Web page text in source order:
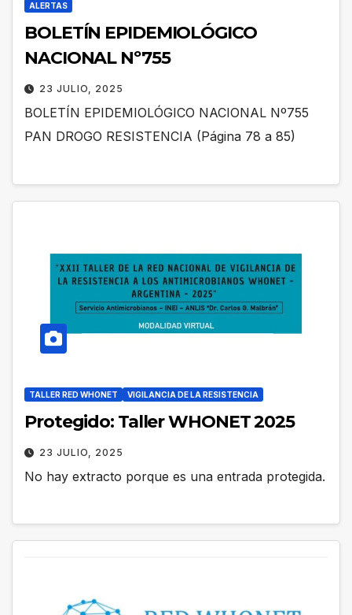
ALERTAS
BOLETÍN EPIDEMIOLÓGICO
NACIONAL Nº755
23 JULIO, 2025
BOLETÍN EPIDEMIOLÓGICO NACIONAL Nº755
PAN DROGO RESISTENCIA (Página 78 a 85)
TALLER RED WHONET VIGILANCIA DE LA RESISTENCIA
Protegido: Taller WHONET 2025
23 JULIO, 2025
No hay extracto porque es una entrada protegida.